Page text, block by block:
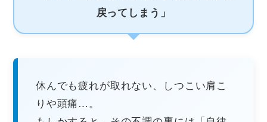
戻ってしまう」
休んでも疲れが取れない、しつこい肩こ
りや頭痛…。